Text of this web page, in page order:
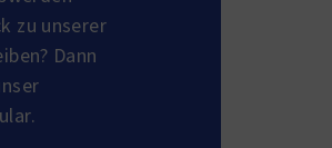
zu unserer
Dann